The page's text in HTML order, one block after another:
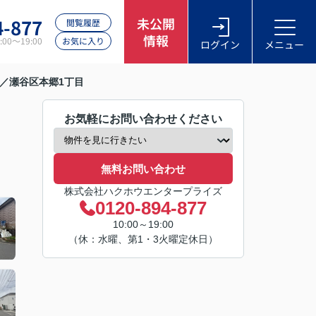
877
～19:00
閲覧履歴
お気に入り
未公開
情報
ログイン メニュー
瀬谷区本郷1丁目
お気軽にお問い合わせください
無料お問い合わせ
株式会社ハクホウエンタープライズ
0120-894-877
10:00～19:00
（休：水曜、第1・3火曜定休日）